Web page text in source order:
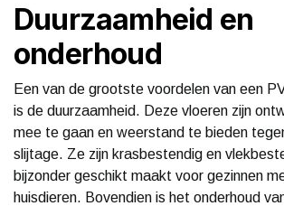
Duurzaamheid en
onderhoud
Een van de grootste voordelen van een
is de duurzaamheid. Deze vloeren zijn
mee te gaan en weerstand te bieden
slijtage. Ze zijn krasbestendig en
bijzonder geschikt maakt voor gezinnen
huisdieren. Bovendien is het onderhoud